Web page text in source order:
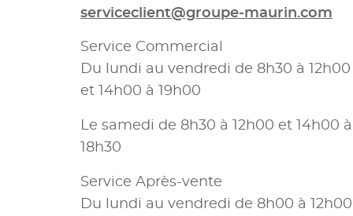
serviceclient@groupe-maurin.com
Service Commercial
Du lundi au vendredi de 8h30 à 12h00
et 14h00 à 19h00
Le samedi de 8h30 à 12h00 et 14h00 à
18h30
Service Après-vente
Du lundi au vendredi de 8h00 à 12h00